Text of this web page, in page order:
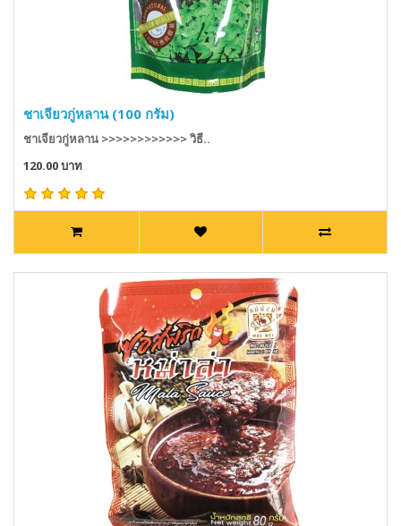
ชาเจียวกู่หลาน (100 กรัม)
ชาเจียวกู่หลาน >>>>>>>>>>>> วิธี..
120.00 บาท